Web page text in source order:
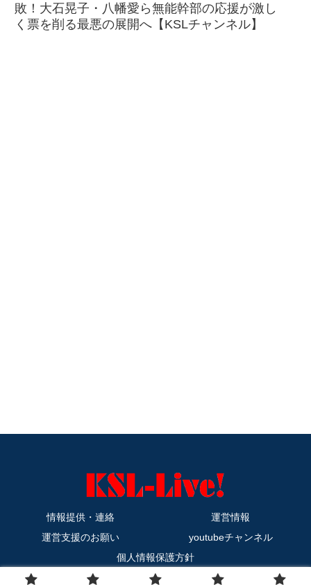
敗！大石晃子・八幡愛ら無能幹部の応援が激し
く票を削る最悪の展開へ【KSLチャンネル】
情報提供・連絡
運営情報
運営支援のお願い
youtubeチャンネル
個人情報保護方針
Copyright © 2011-2026 KSL-Live! All Rights Reserved.